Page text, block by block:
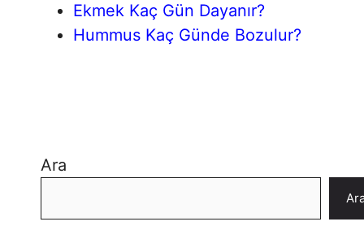
Ekmek Kaç Gün Dayanır?
Hummus Kaç Günde Bozulur?
Ara